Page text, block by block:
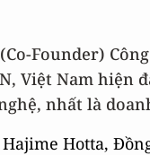
Founder)
Việt Nam hiện
nhất là
Hotta,